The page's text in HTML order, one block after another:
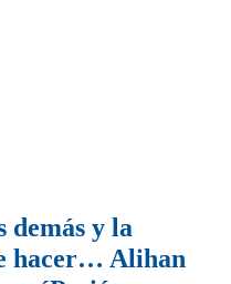
demás y la
hacer… Alihan